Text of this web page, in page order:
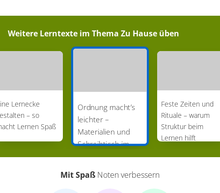
Weitere Lerntexte im Thema Zu Hause üben
Lernecke
– so
Lernen Spaß
Ordnung macht’s
leichter –
Materialien und
Schreibtisch im
Griff behalten
Feste Zeiten und
Rituale – warum
Struktur beim
Lernen hilft
Mit Spaß Noten verbessern